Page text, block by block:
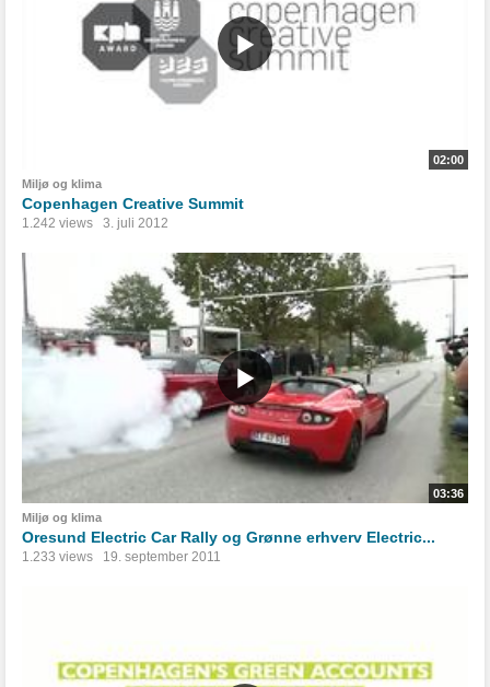
02:00
Miljø og klima
Copenhagen Creative Summit
1.242 views 3. juli 2012
03:36
Miljø og klima
Oresund Electric Car Rally og Grønne erhverv Electric...
1.233 views 19. september 2011